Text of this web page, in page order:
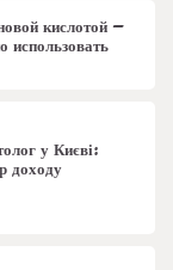
кислотой –
использовать
у Києві:
доходу